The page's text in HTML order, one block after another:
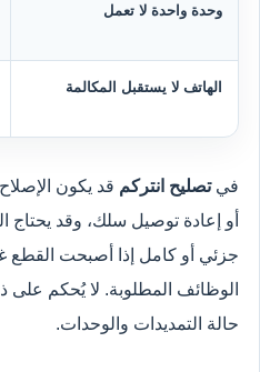
وحدة واحدة لا تعمل
الهاتف لا يستقبل المكالمة
فيتصليح انتركم قد يكون
أو إعادة توصيل سلك، وقد يحتاج
جزئي أو كامل إذا أصبحت القطع
الوظائف المطلوبة. لا يُحكم
حالة التمديدات والوحدات.